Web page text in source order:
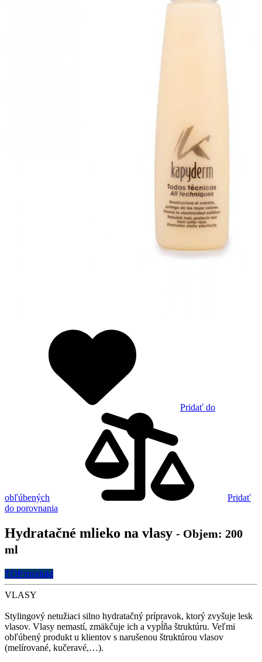
Pridať do
obľúbených
Pridať
do porovnania
Hydratačné mlieko na vlasy - Objem: 200
ml
TOP produkt
VLASY
Stylingový netužiaci silno hydratačný prípravok, ktorý zvyšuje lesk
vlasov. Vlasy nemastí, zmäkčuje ich a vypĺňa štruktúru. Veľmi
obľúbený produkt u klientov s narušenou štruktúrou vlasov
(melírované, kučeravé,…).